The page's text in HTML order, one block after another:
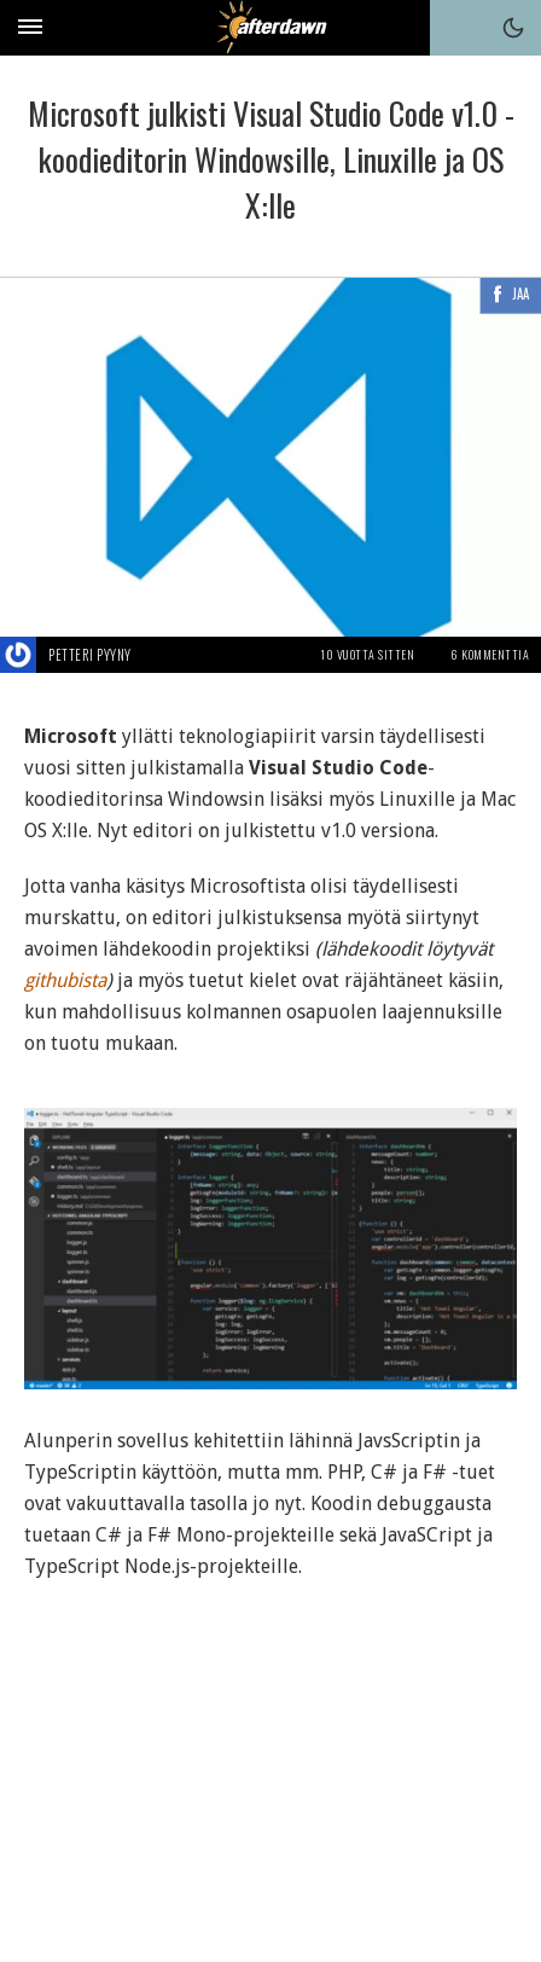
Microsoft julkisti Visual Studio Code v1.0 -
koodieditorin Windowsille, Linuxille ja OS
X:lle
JAA
PETTERI PYYNY 10 VUOTTA SITTEN 6 KOMMENTTIA
Microsoft yllätti teknologiapiirit varsin täydellisesti
vuosi sitten julkistamalla Visual Studio Code-
koodieditorinsa Windowsin lisäksi myös Linuxille ja Mac
OS X:lle. Nyt editori on julkistettu v1.0 versiona.
Jotta vanha käsitys Microsoftista olisi täydellisesti
murskattu, on editori julkistuksensa myötä siirtynyt
avoimen lähdekoodin projektiksi (lähdekoodit löytyvät
githubista)ja myös tuetut kielet ovat räjähtäneet käsiin,
kun mahdollisuus kolmannen osapuolen laajennuksille
on tuotu mukaan.
Alunperin sovellus kehitettiin lähinnä JavsScriptin ja
TypeScriptin käyttöön, mutta mm. PHP, C# ja F# -tuet
ovat vakuuttavalla tasolla jo nyt. Koodin debuggausta
tuetaan C# ja F# Mono-projekteille sekä JavaSCript ja
TypeScript Node.js-projekteille.